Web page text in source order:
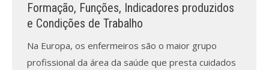
Formação, Funções, Indicadores produzidos
e Condições de Trabalho
Na Europa, os enfermeiros são o maior grupo
profissional da área da saúde que presta cuidados